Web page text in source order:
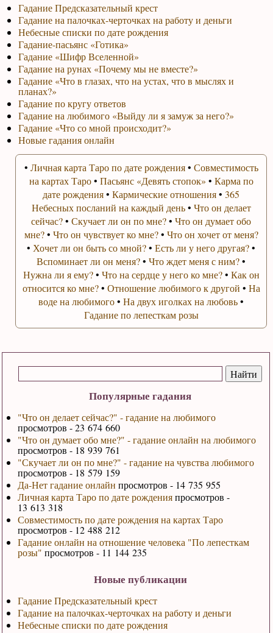
Популярные гадания
"Что он делает сейчас?" - гадание на любимого
просмотров - 23 674 660
"Что он думает обо мне?" - гадание онлайн на любимого
просмотров - 18 939 761
"Скучает ли он по мне?" - гадание на чувства любимого
просмотров - 18 579 159
Да-Нет гадание онлайн просмотров - 14 735 955
Личная карта Таро по дате рожденияпросмотров -
13 613 318
Совместимость по дате рождения на картах Таро
просмотров - 12 488 212
Гадание онлайн на отношение человека "По лепесткам
розы" просмотров - 11 144 235
Новые публикации
Гадание Предсказательный крест
Гадание на палочках-черточках на работу и деньги
Небесные списки по дате рождения
Гадание Предсказательный крест
Гадание на палочках-черточках на работу и деньги
Небесные списки по дате рождения
Гадание-пасьянс «Готика»
Гадание «Шифр Вселенной»
Гадание на рунах «Почему мы не вместе?»
Гадание «Что в глазах, что на устах, что в мыслях и
планах?»
Гадание по кругу ответов
Гадание на любимого «Выйду ли я замуж за него?»
Гадание «Что со мной происходит?»
Новые гадания онлайн
• Личная карта Таро по дате рождения• Совместимость
на картах Таро• Пасьянс «Девять стопок» • Карма по
дате рождения•Кармические отношения•365
Небесных посланий на каждый день• Что он делает
сейчас?•Скучает ли он по мне?•Что он думает обо
мне?• Что он чувствует ко мне?• Что он хочет от меня?
• Хочет ли он быть со мной?•Есть ли у него другая?•
Вспоминает ли он меня?•Что ждет меня с ним?•
Нужна ли я ему?• Что на сердце у него ко мне?• Как он
относится ко мне?• Отношение любимого к другой • На
воде на любимого•На двух иголках на любовь•
Гадание по лепесткам розы